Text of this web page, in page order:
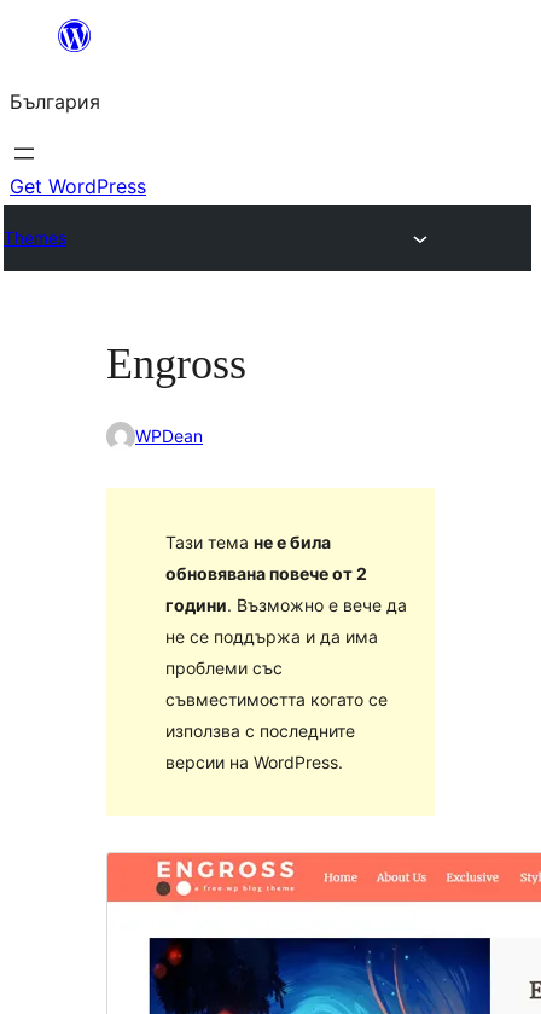
България
Get WordPress
Themes
Engross
WPDean
Тази тема не е била
обновявана повече от 2
години. Възможно е вече да
не се поддържа и да има
проблеми със
съвместимостта когато се
използва с последните
версии на WordPress.